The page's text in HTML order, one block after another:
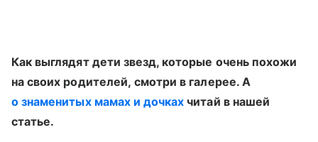
Как выглядят дети звезд, которые очень похожи
на своих родителей, смотри в галерее. А
о знаменитых мамах и дочках читай в нашей
статье.